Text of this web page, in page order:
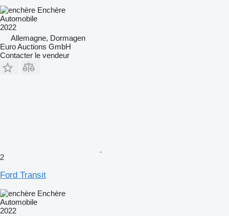
Enchère
Automobile
2022
Allemagne, Dormagen
Euro Auctions GmbH
Contacter le vendeur
2
Ford Transit
Enchère
Automobile
2022